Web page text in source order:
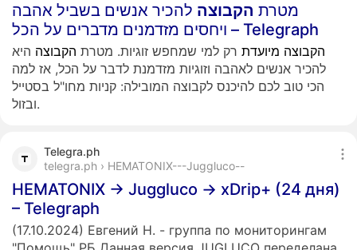
מטרת הקבוצה להכיר אנשים בשביל אהבה
ויחסים מזדמנים מדברים על הכל – Telegraph
הקבוצה מיועדת רק למי שמחפש זוגיות. מטרת הקבוצה היא
להכיר אנשים לאהבה וזוגיות מזדמנת לדבר על הכל, אז למה
הכי טוב לכם להיכנס לקבוצה המובילה: קניות מחו"ל בסטייל
ובזול.
Telegra.ph
telegra.ph › HEMATONIX---Juggluco--
HEMATONIX -> Juggluco -> xDrip+ (24 дня)
– Telegraph
(17.10.2024) Евгений Н. - группа по мониторингам